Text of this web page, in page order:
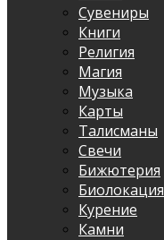
Сувениры
Книги
Религия
Магия
Музыка
Карты
Талисманы
Свечи
Бижютерия
Биолокация
Курение
Камни